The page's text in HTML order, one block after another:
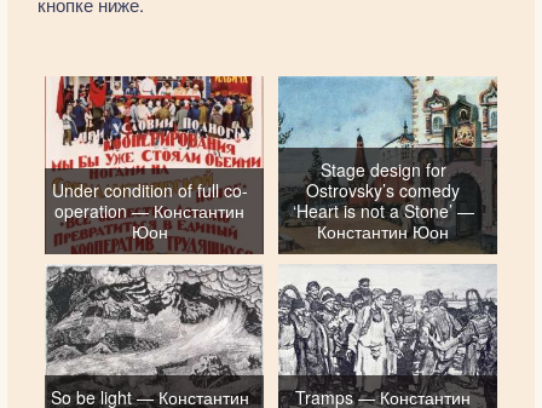
Under condition of full co-
operation — Константин
Юон
Stage design for
Ostrovsky’s comedy
‘Heart is not a Stone’ —
Константин Юон
So be light — Константин
Tramps — Константин